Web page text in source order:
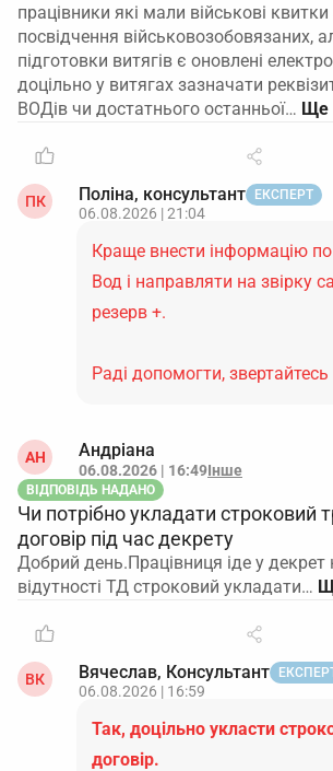
працівники які мали військові
посвідчення військовозобовязаних,
підготовки витягів є оновлені
доцільно у витягах зазначати
ВОДів чи достатнього останньої…
ПК Поліна, консультант ЕКСПЕРТ
06.08.2026 | 21:04
Краще внести інформацію
Вод і направляти на звірку
резерв +.
Раді допомогти,
АН Андріана
06.08.2026 | 16:49Інше
ВІДПОВІДЬ НАДАНО
Чи потрібно укладати строковий
договір під час декрету
Добрий день.Працівниця іде у декрет
відутності ТД строковий укладати…
ВК Вячеслав, Консультант
06.08.2026 | 16:59
Так, доцільно укласти
договір.